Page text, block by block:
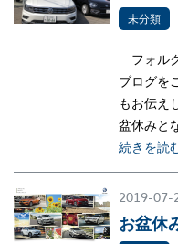
未分類
フォル
ブログを
もお伝え
盆休みと
続きを読
2019-07-
お盆休